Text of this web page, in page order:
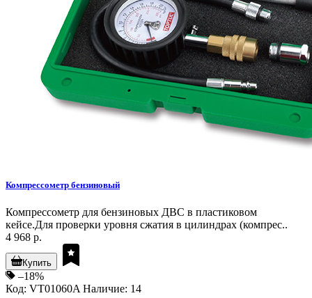
Компрессометр бензиновый
Компрессометр для бензиновых ДВС в пластиковом
кейсе.Для проверки уровня сжатия в цилиндрах (компрес..
4 968 р.
Купить
–18%
Код: VT01060A Наличие: 14